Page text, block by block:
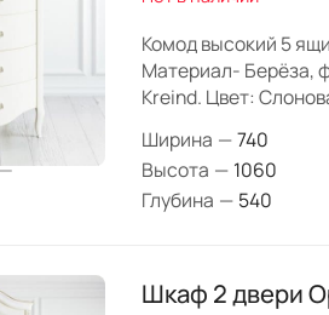
Комод высокий 5
Материал- Берёза,
Kreind. Цвет:
Ширина —740
Высота — 1060
Глубина — 540
Шкаф 2 двери